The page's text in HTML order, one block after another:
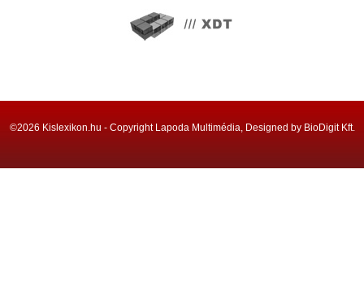
©2026 Kislexikon.hu - Copyright Lapoda Multimédia, Designed by BioDigit Kft.